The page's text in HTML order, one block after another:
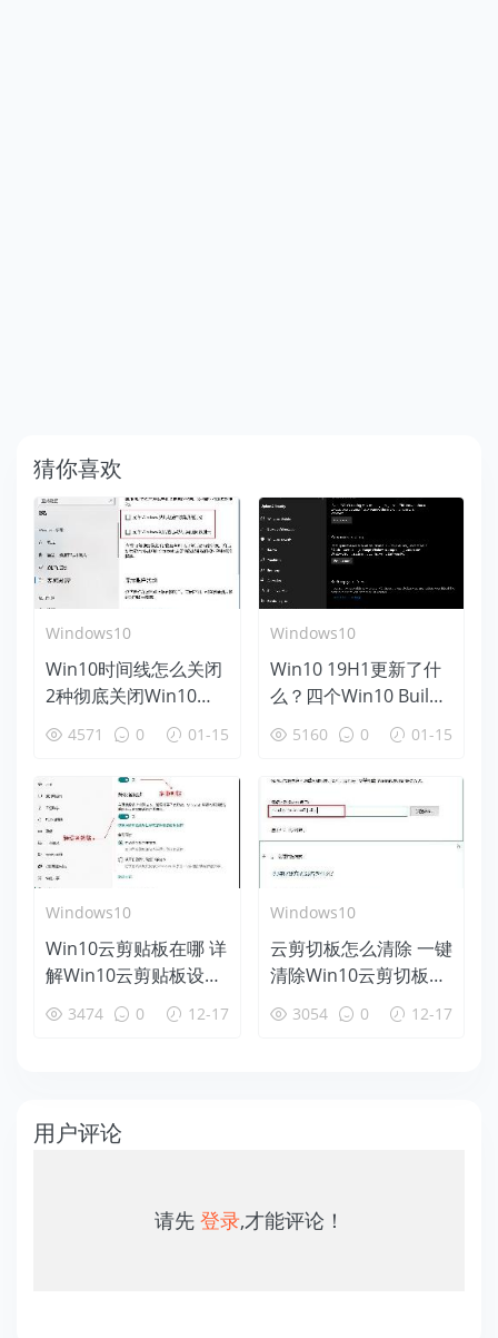
猜你喜欢
Windows10
Win10时间线怎么关闭
2种彻底关闭Win10时
间线方法
4571 0 01-15
Windows10
Win10 19H1更新了什
么？四个Win10 Build
18312新特性盘点
5160 0 01-15
Windows10
Win10云剪贴板在哪 详
解Win10云剪贴板设置
使用教程
3474 0 12-17
Windows10
云剪切板怎么清除 一键
清除Win10云剪切板方
法 3054 0 12-17
用户评论
请先 登录,才能评论！